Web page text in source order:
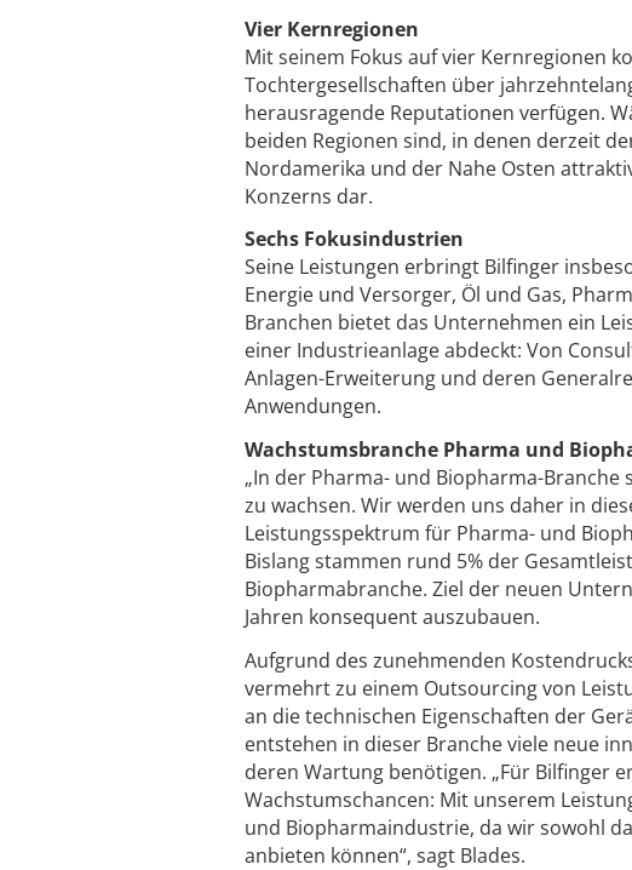
Vier Kernregionen
Mit seinem Fokus auf vier Kernregionen
Tochtergesellschaften über
herausragende Reputationen verfügen.
beiden Regionen sind, in denen derzeit
Nordamerika und der Nahe Osten
Konzerns dar.
Sechs Fokusindustrien
Seine Leistungen erbringt Bilfinger
Energie und Versorger, Öl und Gas,
Branchen bietet das Unternehmen ein
einer Industrieanlage abdeckt: Von
Anlagen-Erweiterung und deren
Anwendungen.
Wachstumsbranche Pharma und
„In der Pharma- und Biopharma-
zu wachsen. Wir werden uns daher in
Leistungsspektrum für Pharma- und
Bislang stammen rund 5% der
Biopharmabranche. Ziel der neuen
Jahren konsequent auszubauen.
Aufgrund des zunehmenden
vermehrt zu einem Outsourcing von
an die technischen Eigenschaften der
entstehen in dieser Branche viele neue
deren Wartung benötigen. „Für Bilfinger
Wachstumschancen: Mit unserem
und Biopharmaindustrie, da wir sowohl
anbieten können“, sagt Blades.